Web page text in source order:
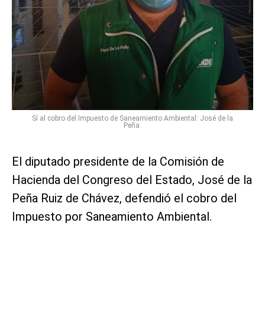
Sí al cobro del Impuesto de Saneamiento Ambiental: José de la
Peña.
El diputado presidente de la Comisión de
Hacienda del Congreso del Estado, José de la
Peña Ruiz de Chávez, defendió el cobro del
Impuesto por Saneamiento Ambiental.